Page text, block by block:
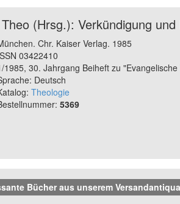
(Hrsg.): Verkündigung
Chr. Kaiser Verlag. 1985
03422410
1985, 30. Jahrgang Beiheft zu
Deutsch
Theologie
5369
Bücher aus unserem